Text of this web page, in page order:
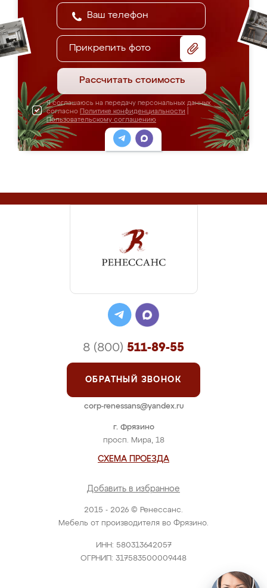
Прикрепить фото
Рассчитать стоимость
Я соглашаюсь на передачу персональных данных
согласно Политике конфиденциальности
Пользовательскому соглашению
2015 - 2026 © Ренессанс.
Мебель от производителя во Фрязино.
ИНН: 580313642057
ОГРНИП: 317583500009448
г. Фрязино
просп. Мира, 18
СХЕМА ПРОЕЗДА
Добавить в избранное
8 (800) 511-89-55
ОБРАТНЫЙ ЗВОНОК
corp-renessans@yandex.ru